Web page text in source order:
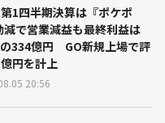
1四半期決算は『ポケポ
減で営業減益も最終利益は
334億円 GO新規上場で評
円を計上
20:56